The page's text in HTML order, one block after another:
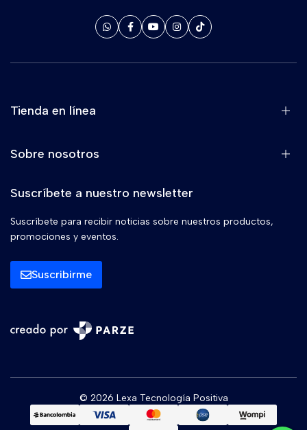
Tienda en línea
Sobre nosotros
Suscríbete a nuestro newsletter
Suscríbete para recibir noticias sobre nuestros productos,
promociones y eventos.
Suscribirme
© 2026 Lexa Tecnología Positiva